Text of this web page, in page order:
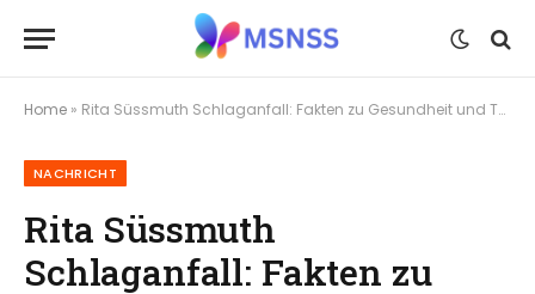
Home » Rita Süssmuth Schlaganfall: Fakten zu Gesundheit und Todesursache Klargestellt
NACHRICHT
Rita Süssmuth
Schlaganfall: Fakten zu